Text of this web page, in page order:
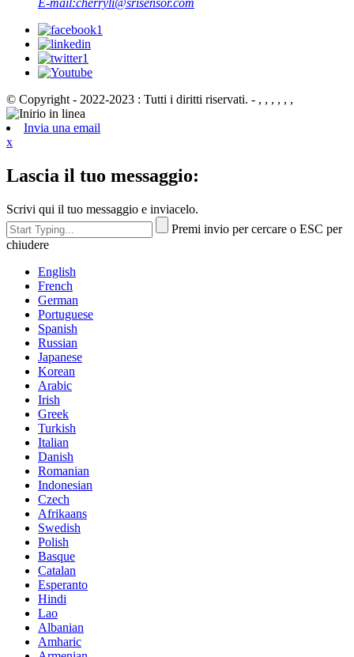
E-mail:cherryli@srisensor.com
© Copyright - 2022-2023 : Tutti i diritti riservati. - , , , , , ,
Invia una email
x
Lascia il tuo messaggio:
Scrivi qui il tuo messaggio e inviacelo.
Premi invio per cercare o ESC per
chiudere
English
French
German
Portuguese
Spanish
Russian
Japanese
Korean
Arabic
Irish
Greek
Turkish
Italian
Danish
Romanian
Indonesian
Czech
Afrikaans
Swedish
Polish
Basque
Catalan
Esperanto
Hindi
Lao
Albanian
Amharic